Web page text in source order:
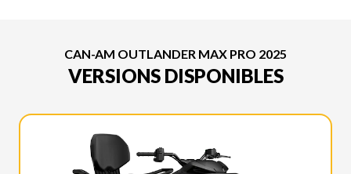
CAN-AM OUTLANDER MAX PRO 2025
VERSIONS DISPONIBLES